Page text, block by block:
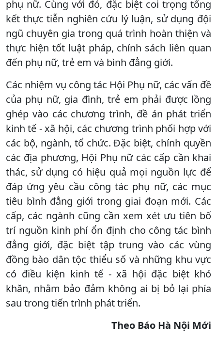
phụ nữ. Cùng với đó, đặc biệt coi trọng tổng
kết thực tiễn nghiên cứu lý luận, sử dụng đội
ngũ chuyên gia trong quá trình hoàn thiện và
thực hiện tốt luật pháp, chính sách liên quan
đến phụ nữ, trẻ em và bình đẳng giới.
Các nhiệm vụ công tác Hội Phụ nữ, các vấn đề
của phụ nữ, gia đình, trẻ em phải được lồng
ghép vào các chương trình, đề án phát triển
kinh tế - xã hội, các chương trình phối hợp với
các bộ, ngành, tổ chức. Đặc biệt, chính quyền
các địa phương, Hội Phụ nữ các cấp cần khai
thác, sử dụng có hiệu quả mọi nguồn lực để
đáp ứng yêu cầu công tác phụ nữ, các mục
tiêu bình đẳng giới trong giai đoạn mới. Các
cấp, các ngành cũng cần xem xét ưu tiên bố
trí nguồn kinh phí ổn định cho công tác bình
đẳng giới, đặc biệt tập trung vào các vùng
đồng bào dân tộc thiểu số và những khu vực
có điều kiện kinh tế - xã hội đặc biệt khó
khăn, nhằm bảo đảm không ai bị bỏ lại phía
sau trong tiến trình phát triển.
Theo Báo Hà Nội Mới